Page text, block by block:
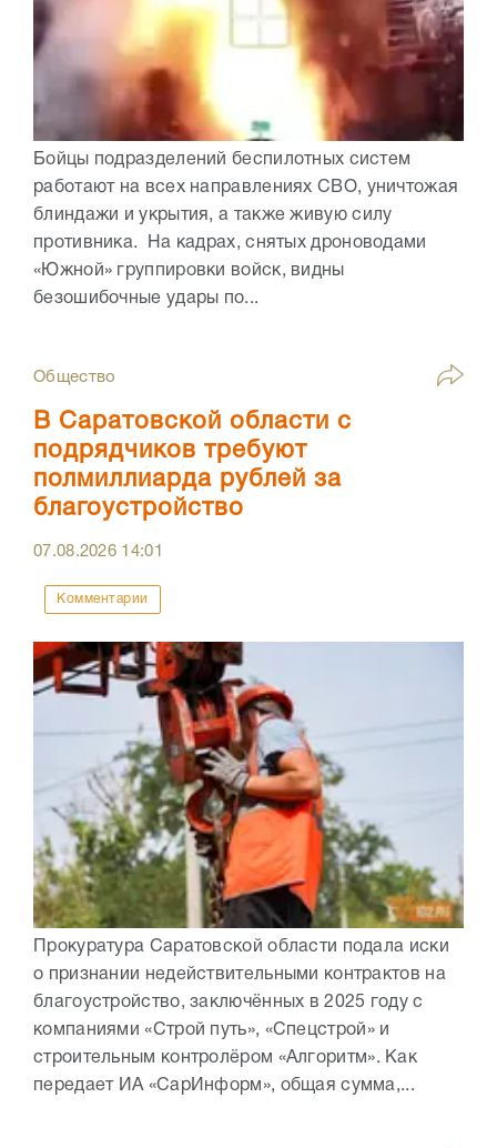
Бойцы подразделений беспилотных систем
работают на всех направлениях СВО, уничтожая
блиндажи и укрытия, а также живую силу
противника. На кадрах, снятых дроноводами
«Южной» группировки войск, видны
безошибочные удары по...
Общество
В Саратовской области с
подрядчиков требуют
полмиллиарда рублей за
благоустройство
07.08.2026 14:01
Комментарии
Прокуратура Саратовской области подала иски
о признании недействительными контрактов на
благоустройство, заключённых в 2025 году с
компаниями «Строй путь», «Спецстрой» и
строительным контролёром «Алгоритм». Как
передает ИА «СарИнформ», общая сумма,...